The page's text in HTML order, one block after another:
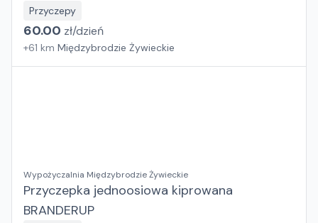
Przyczepy
60.00 zł/dzień
+61 km Międzybrodzie Żywieckie
Wypożyczalnia Międzybrodzie Żywieckie
Przyczepka jednoosiowa kiprowana
BRANDERUP